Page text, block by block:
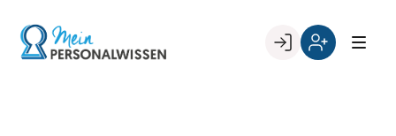
content
Go to landing page.